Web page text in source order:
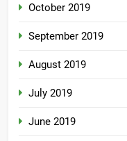
October 2019
September 2019
August 2019
July 2019
June 2019